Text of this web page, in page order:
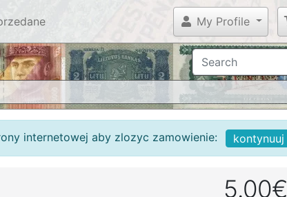
My Profile
internetowej aby zlozyc zamowienie: kontynuuj
5.00€